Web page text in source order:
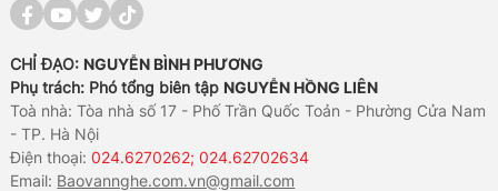
CHỈ ĐẠO: NGUYỄN BÌNH PHƯƠNG
Phụ trách: Phó tổng biên tập NGUYỄN HỒNG LIÊN
Toà nhà: Tòa nhà số 17 - Phố Trần Quốc Toản - Phường Cửa Nam
- TP. Hà Nội
Điện thoại:024.6270262; 024.62702634
Email: Baovannghe.com.vn@gmail.com